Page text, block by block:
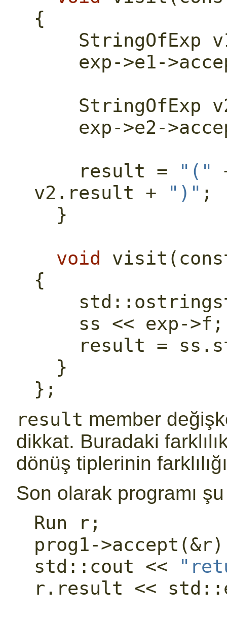
{
StringOfExp
exp->e1-
StringOfExp
exp->e2-
    result =
"("
v2.result +
")" ;
  }
void
visit(
{
std::
    ss << exp->f;
result =
  }
};
result member
dikkat. Buradaki
dönüş tiplerinin
Son olarak programı
Run r;
prog1-
std:: cout <<
r.result << std::